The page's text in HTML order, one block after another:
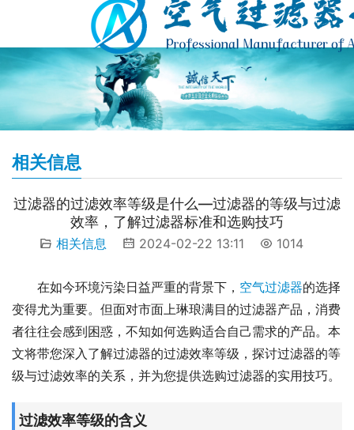
相关信息
过滤器的过滤效率等级是什么—过滤器的等级与过滤
效率，了解过滤器标准和选购技巧
相关信息 2024-02-22 13:11 1014
在如今环境污染日益严重的背景下， 空气过滤器的选择
变得尤为重要。但面对市面上琳琅满目的过滤器产品，消费
者往往会感到困惑，不知如何选购适合自己需求的产品。本
文将带您深入了解过滤器的过滤效率等级，探讨过滤器的等
级与过滤效率的关系，并为您提供选购过滤器的实用技巧。
过滤效率等级的含义